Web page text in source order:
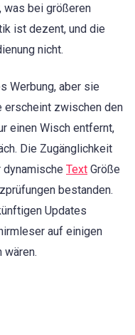
was bei größeren
ist dezent, und die
nicht.
Werbung, aber sie
erscheint zwischen den
einen Wisch entfernt,
Die Zugänglichkeit
Text Größe
bestanden.
Updates
auf einigen
wären.